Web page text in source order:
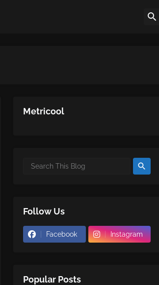
Metricool
Follow Us
Facebook Instagram
Popular Posts